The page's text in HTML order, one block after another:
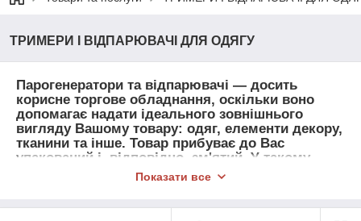
ТРИМЕРИ І ВІДПАРЮВАЧІ ДЛЯ ОДЯГУ
Парогенератори та відпарювачі — досить
корисне торгове обладнання, оскільки воно
допомагає надати ідеального зовнішнього
вигляду Вашому товару: одяг, елементи декору,
тканини та інше. Товар прибуває до Вас
упакований і, відповідно, зм'ятий. У такому
"непродувному" вигляді виставляти продукцію
Показати все